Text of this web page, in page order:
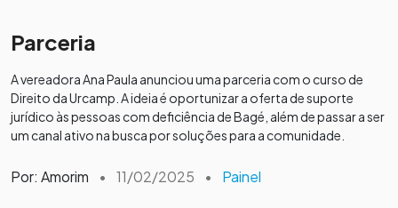
Parceria
A vereadora Ana Paula anunciou uma parceria com o curso de
Direito da Urcamp. A ideia é oportunizar a oferta de suporte
jurídico às pessoas com deficiência de Bagé, além de passar a ser
um canal ativo na busca por soluções para a comunidade.
Por: Amorim • 11/02/2025 • Painel